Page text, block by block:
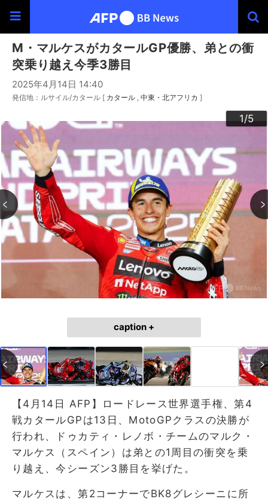
M・マルケスがカタールGP優勝、弟との衝
突乗り越え今季3勝目
2025年4月14日 14:40
発信地：ルサイル/カタール [ カタール 中東・北アフリカ ]
1/5
2/5
3/5
4/5
5/5
caption +
【4月14日 AFP】ロードレース世界選手権、第4
戦カタールGPは13日、MotoGPクラスの決勝が
行われ、ドゥカティ・レノボ・チームのマルク・
マルケス（スペイン）は弟との1周目の衝突を乗
り越え、今シーズン3勝目を挙げた。
マルケスは、第2コーナーでBK8グレシーニに所